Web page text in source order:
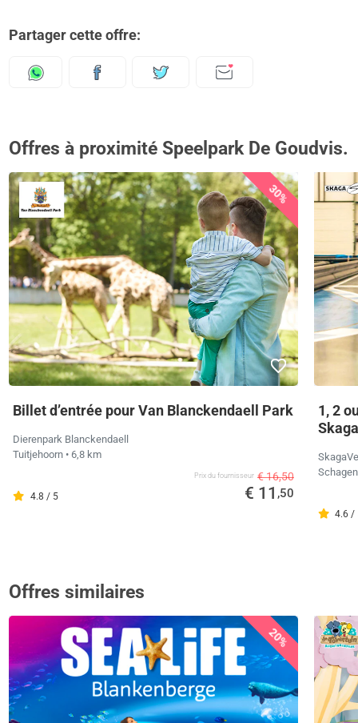
Partager cette offre:
Offres à proximité Speelpark De Goudvis.
30%
Billet d’entrée pour Van Blanckendaell Park
Dierenpark Blanckendaell
Tuitjehoorn • 6,8 km
4.8 / 5
Prix ​​du fournisseur € 16,50
€ 11 ,50
1, 2
4.6 /
Offres similaires
20%